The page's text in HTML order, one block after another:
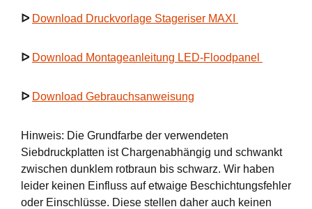
ᐅ Download Druckvorlage Stageriser MAXI
ᐅ Download Montageanleitung LED-Floodpanel
ᐅ Download Gebrauchsanweisung
Hinweis: Die Grundfarbe der verwendeten
Siebdruckplatten ist Chargenabhängig und schwankt
zwischen dunklem rotbraun bis schwarz. Wir haben
leider keinen Einfluss auf etwaige Beschichtungsfehler
oder Einschlüsse. Diese stellen daher auch keinen